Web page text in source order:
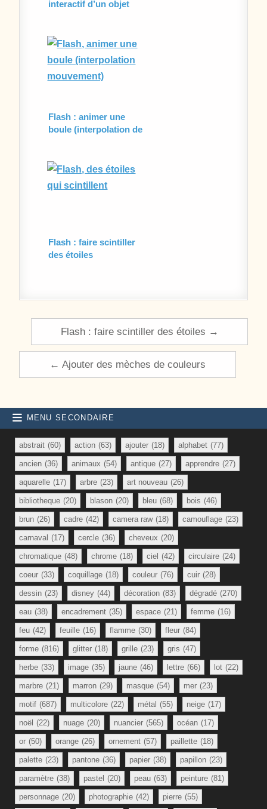
interactif d’un objet
Flash : animer une
boule (interpolation de
Flash : faire scintiller
des étoiles
Navigation de l’article
Flash : faire scintiller des étoiles →
← Ajouter des mèches de couleurs
MENU SECONDAIRE
abstrait (60) action (63) ajouter (18) alphabet (77)
ancien (36) animaux (54) antique (27) apprendre (27)
aquarelle (17) arbre (23) art nouveau (26)
bibliotheque (20) blason (20) bleu (68) bois (46)
brun (26) cadre (42) camera raw (18) camouflage (23)
carnaval (17) cercle (36) cheveux (20)
chromatique (48) chrome (18) ciel (42) circulaire (24)
coeur (33) coquillage (18) couleur (76) cuir (28)
dessin (23) disney (44) décoration (83) dégradé (270)
eau (38) encadrement (35) espace (21) femme (16)
feu (42) feuille (16) flamme (30) fleur (84)
forme (816) glitter (18) grille (23) gris (47)
herbe (33) image (35) jaune (46) lettre (66) lot (22)
marbre (21) marron (29) masque (54) mer (23)
motif (687) multicolore (22) métal (55) neige (17)
noël (22) nuage (20) nuancier (565) océan (17)
or (50) orange (26) ornement (57) paillette (18)
palette (23) pantone (36) papier (38) papillon (23)
paramètre (38) pastel (20) peau (63) peinture (81)
personnage (20) photographie (42) pierre (55)